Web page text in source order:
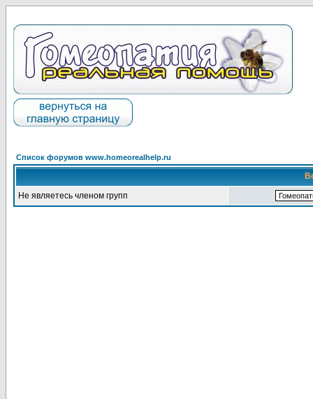
Список форумов www.homeorealhelp.ru
Не являетесь членом групп